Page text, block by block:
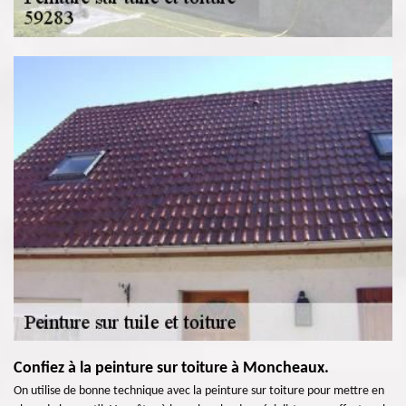
Confiez à la peinture sur toiture à Moncheaux.
On utilise de bonne technique avec la peinture sur toiture pour mettre en